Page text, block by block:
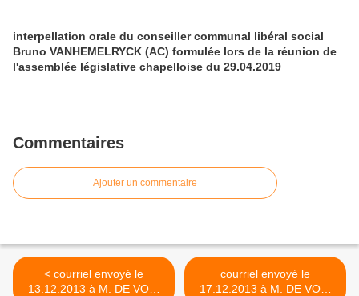
interpellation orale du conseiller communal libéral social
Bruno VANHEMELRYCK (AC) formulée lors de la réunion de
l'assemblée législative chapelloise du 29.04.2019
Commentaires
Ajouter un commentaire
< courriel envoyé le
13.12.2013 à M. DE VOS,
courriel envoyé le
17.12.2013 à M. DE VOS,